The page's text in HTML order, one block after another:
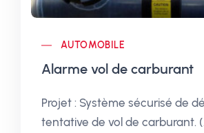
AUTOMOBILE
Alarme vol de carburant
Projet : Système sécurisé de
tentative de vol de carburant.